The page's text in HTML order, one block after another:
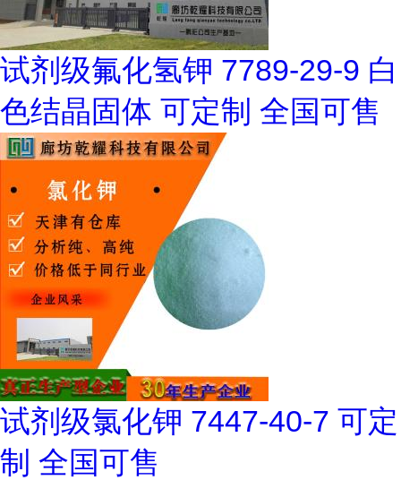
试剂级氟化氢钾 7789-29-9 白
色结晶固体 可定制 全国可售
试剂级氯化钾 7447-40-7 可定
制 全国可售